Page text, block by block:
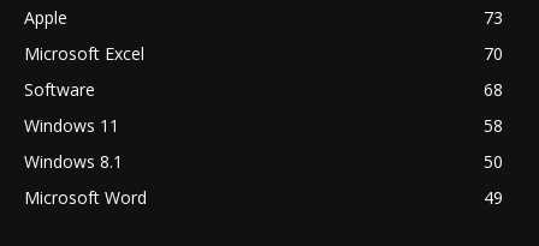
Apple
73
Microsoft Excel
70
Software
68
Windows 11
58
Windows 8.1
50
Microsoft Word
49